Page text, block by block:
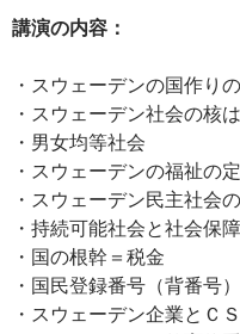
講演の内容：
・スウェーデンの国作り
・スウェーデン社会の核
・男女均等社会
・スウェーデンの福祉の
・スウェーデン民主社会
・持続可能社会と社会保障
・国の根幹＝税金
・国民登録番号（背番号
・スウェーデン企業とＣ